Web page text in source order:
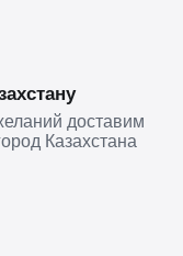
доставим
Казахстана